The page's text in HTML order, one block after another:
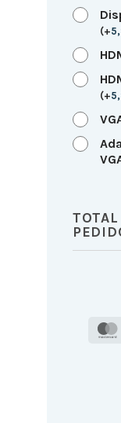
(+
(+